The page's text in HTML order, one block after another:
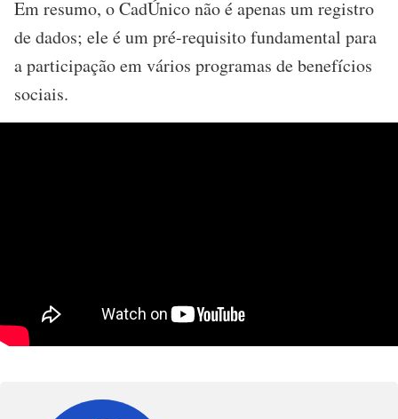
Em resumo, o CadÚnico não é apenas um registro
de dados; ele é um pré-requisito fundamental para
a participação em vários programas de benefícios
sociais.